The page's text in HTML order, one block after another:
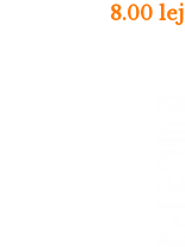
8.00 lej